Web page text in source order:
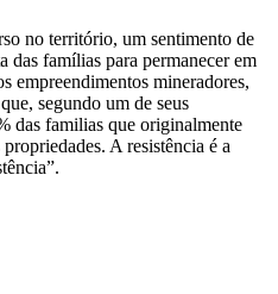
no território, um sentimento de
das famílias para permanecer em
empreendimentos mineradores,
segundo um de seus
das familias que originalmente
A resistência é a